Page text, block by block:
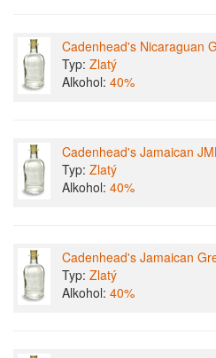
Cadenhead's Nicaraguan
Typ: Zlatý
Alkohol: 40%
Cadenhead's Jamaican
Typ: Zlatý
Alkohol: 40%
Cadenhead's Jamaican
Typ: Zlatý
Alkohol: 40%